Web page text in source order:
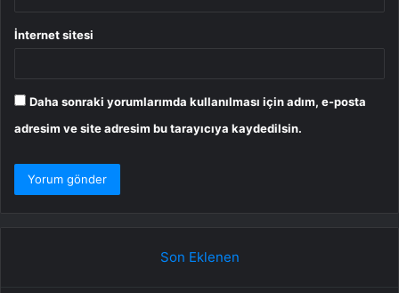
İnternet sitesi
Daha sonraki yorumlarımda kullanılması için adım, e-posta
adresim ve site adresim bu tarayıcıya kaydedilsin.
Son Eklenen